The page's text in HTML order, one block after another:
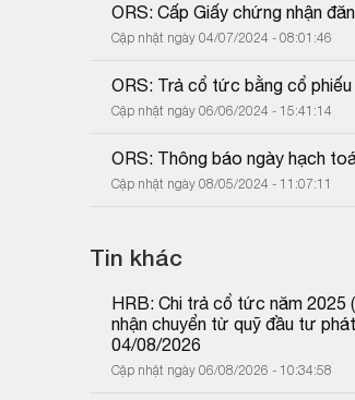
ORS: Cấp Giấy chứng nhận
Cập nhật ngày 04/07/2024 - 08:01:46
ORS: Trả cổ tức bằng cổ phiếu
Cập nhật ngày 06/06/2024 - 15:41:14
ORS: Thông báo ngày hạch
Cập nhật ngày 08/05/2024 - 11:07:11
Tin khác
HRB: Chi trả cổ tức năm 2025
nhận chuyển từ quỹ đầu tư
04/08/2026
Cập nhật ngày 06/08/2026 - 10:34:58